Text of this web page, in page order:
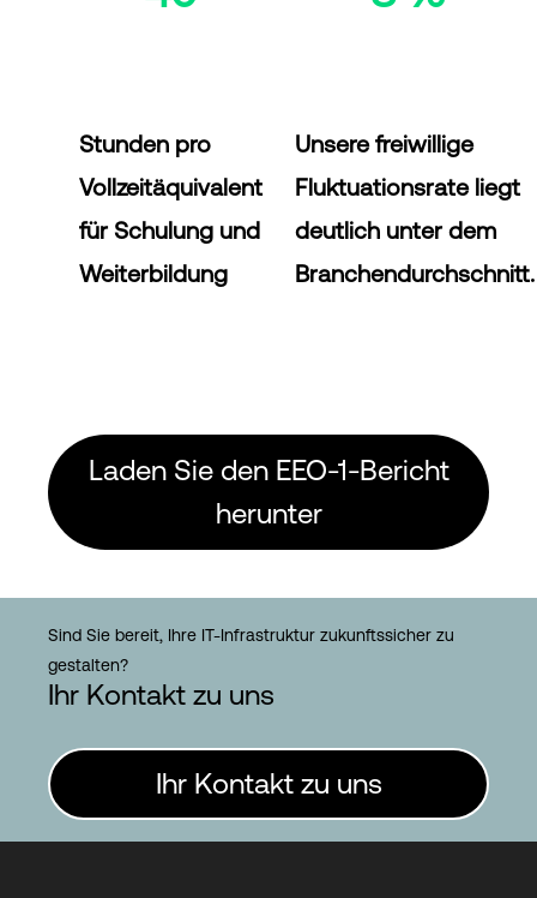
Stunden pro
Vollzeitäquivalent
für Schulung und
Weiterbildung
Unsere freiwillige
Fluktuationsrate liegt
deutlich unter dem
Laden Sie den EEO-1-Bericht
herunter
Sind Sie bereit, Ihre IT-Infrastruktur zukunftssicher zu
gestalten?
Ihr Kontakt zu uns
Ihr Kontakt zu uns